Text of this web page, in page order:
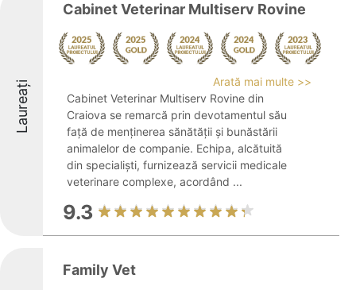
Laureați
Cabinet Veterinar Multiserv Rovine
Arată mai multe >>
Cabinet Veterinar Multiserv Rovine din
Craiova se remarcă prin devotamentul său
față de menținerea sănătății și bunăstării
animalelor de companie. Echipa, alcătuită
din specialiști, furnizează servicii medicale
veterinare complexe, acordând ...
9.3
Family Vet